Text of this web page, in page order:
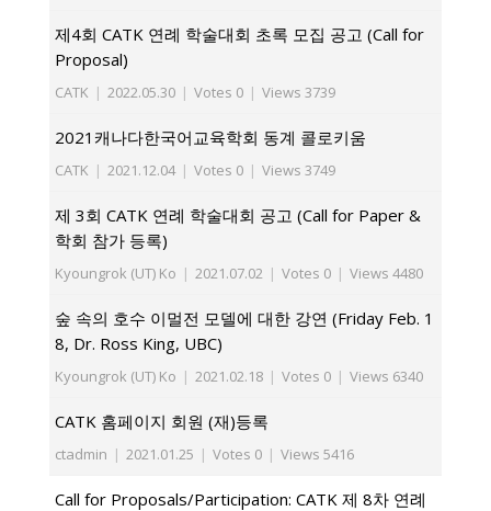
제4회 CATK 연례 학술대회 초록 모집 공고 (Call for
Proposal)
CATK | 2022.05.30 | Votes 0 | Views 3739
2021캐나다한국어교육학회 동계 콜로키움
CATK | 2021.12.04 | Votes 0 | Views 3749
제 3회 CATK 연례 학술대회 공고 (Call for Paper &
학회 참가 등록)
Kyoungrok (UT) Ko | 2021.07.02 | Votes 0 | Views 4480
숲 속의 호수 이멀전 모델에 대한 강연 (Friday Feb. 1
8, Dr. Ross King, UBC)
Kyoungrok (UT) Ko | 2021.02.18 | Votes 0 | Views 6340
CATK 홈페이지 회원 (재)등록
ctadmin | 2021.01.25 | Votes 0 | Views 5416
Call for Proposals/Participation: CATK 제 8차 연례